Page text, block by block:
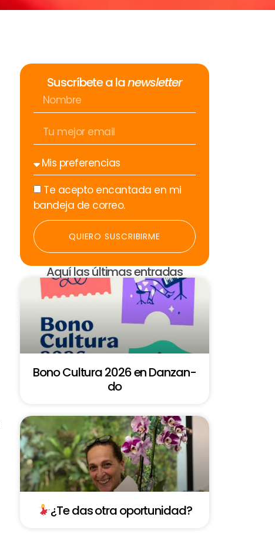
Suscríbete a lanewsletter
Te acepto encantada en mi
bandeja de correo.
QUIERO SUSCRIBIRME
Aquí las últimas entradas
Bono Cultura 2026 en Danzan-
do
¿Te das otra oportunidad?